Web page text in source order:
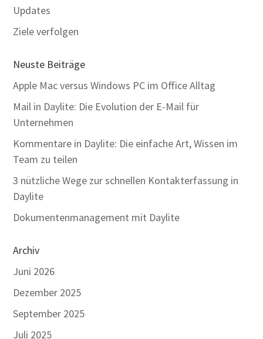
Updates
Ziele verfolgen
Neuste Beiträge
Apple Mac versus Windows PC im Office Alltag
Mail in Daylite: Die Evolution der E-Mail für
Unternehmen
Kommentare in Daylite: Die einfache Art, Wissen im
Team zu teilen
3 nützliche Wege zur schnellen Kontakterfassung in
Daylite
Dokumentenmanagement mit Daylite
Archiv
Juni 2026
Dezember 2025
September 2025
Juli 2025